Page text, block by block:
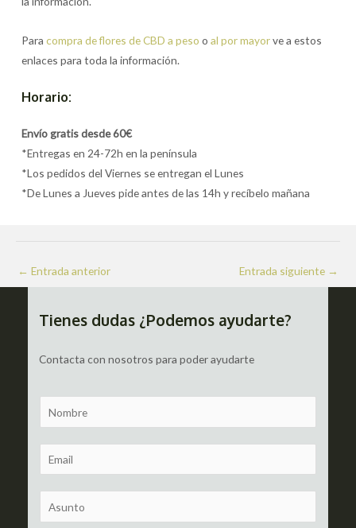
Paracompra de flores de CBD a peso oal por mayorve a estos
enlaces para toda la información.
Horario:
Envío gratis desde 60€
*Entregas en 24-72h en la península
*Los pedidos del Viernes se entregan el Lunes
*De Lunes a Jueves pide antes de las 14h y recíbelo mañana
Navegación
de
← Entrada anterior Entrada siguiente →
Tienes dudas ¿Podemos ayudarte?
Contacta con nosotros para poder ayudarte
a
m
m
a
u